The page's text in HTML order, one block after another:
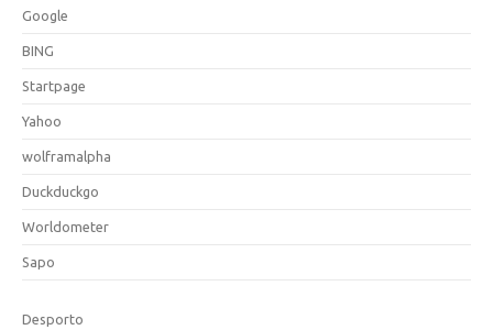
Google
BING
Startpage
Yahoo
wolframalpha
Duckduckgo
Worldometer
Sapo
Desporto